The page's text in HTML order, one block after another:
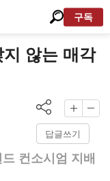
구독
않는 매각
답글쓰기
컨소시엄 지배